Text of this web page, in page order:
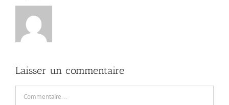
Laisser un commentaire